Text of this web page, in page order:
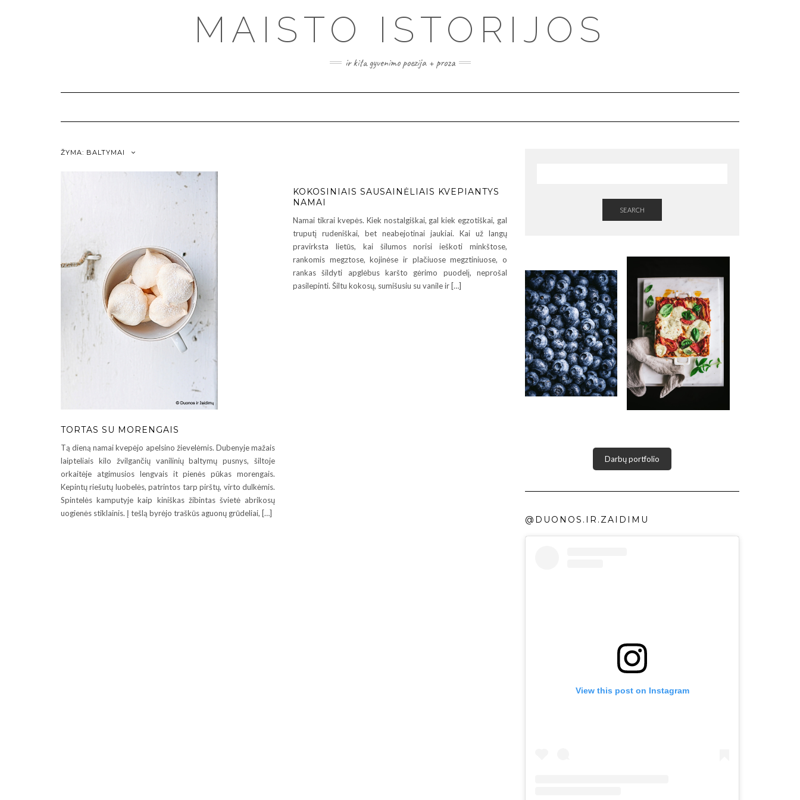
MAISTO ISTORIJOS
ir kita gyvenimo poezija + proza
ŽYMA: BALTYMAI
TORTAS SU MORENGAIS
Tą dieną namai kvepėjo apelsino žievelėmis. Dubenyje mažais
laipteliais kilo žvilgančių vanilinių baltymų pusnys, šiltoje
orkaitėje atgimusios lengvais it pienės pūkas morengais.
Kepintų riešutų luobelės, patrintos tarp pirštų, virto dulkėmis.
Spintelės kamputyje kaip kiniškas žibintas švietė abrikosų
uogienės stiklainis. Į tešlą byrėjo traškūs aguonų grūdeliai, […]
KOKOSINIAIS SAUSAINĖLIAIS KVEPIANTYS
NAMAI
Namai tikrai kvepės. Kiek nostalgiškai, gal kiek egzotiškai, gal
truputį rudeniškai, bet neabejotinai jaukiai. Kai už langų
pravirksta lietūs, kai šilumos norisi ieškoti minkštose,
rankomis megztose, kojinėse ir plačiuose megztiniuose, o
rankas šildyti apglėbus karšto gėrimo puodelį, neprošal
pasilepinti. Šiltu kokosų, sumišusiu su vanile ir […]
SEARCH
Darbų portfolio
@DUONOS.IR.ZAIDIMU
View this post on Instagram